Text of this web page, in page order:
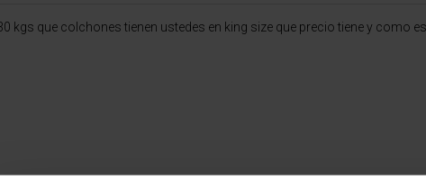
kgs que colchones tienen ustedes en king size que precio tiene y como